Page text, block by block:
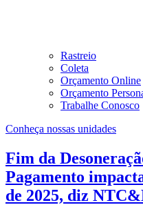
Rastreio
Coleta
Orçamento Online
Orçamento
Trabalhe Conosco
Conheça nossas unidades
Fim da
Pagamento
de 2025, diz